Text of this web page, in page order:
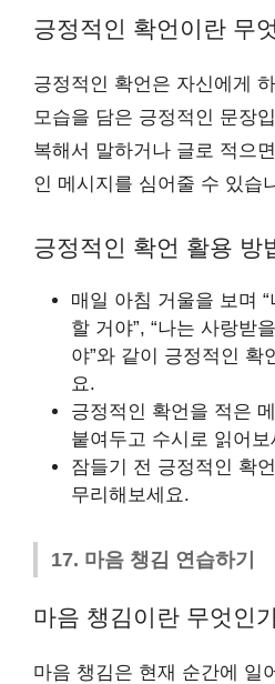
긍정적인 확언이란 무
긍정적인 확언은 자신에게
모습을 담은 긍정적인 문장
복해서 말하거나 글로 적으
인 메시지를 심어줄 수 있습
긍정적인 확언 활용 방
매일 아침 거울을 보며
할 거야”, “나는 사랑받
야”와 같이 긍정적인 확
요.
긍정적인 확언을 적은
붙여두고 수시로 읽어보
잠들기 전 긍정적인 확
무리해보세요.
17. 마음 챙김 연습하기
마음 챙김이란 무엇인
마음 챙김은 현재 순간에 일